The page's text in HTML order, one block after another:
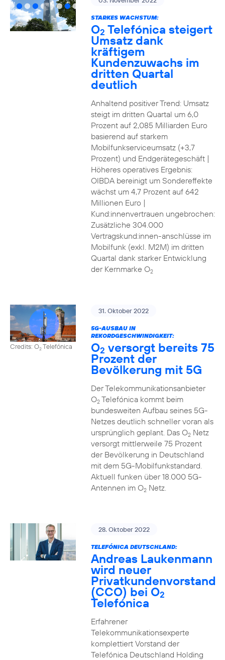
STARKES WACHSTUM:
O2 Telefónica steigert
Umsatz dank
kräftigem
Kundenzuwachs im
dritten Quartal
deutlich
Anhaltend positiver Trend: Umsatz
steigt im dritten Quartal um 6,0
Prozent auf 2,085 Milliarden Euro
basierend auf starkem
Mobilfunkserviceumsatz (+3,7
Prozent) und Endgerätegeschäft |
Höheres operatives Ergebnis:
OIBDA bereinigt um Sondereffekte
wächst um 4,7 Prozent auf 642
Millionen Euro |
Kund:innenvertrauen ungebrochen:
Zusätzliche 304.000
Vertragskund:innen-anschlüsse im
Mobilfunk (exkl. M2M) im dritten
Quartal dank starker Entwicklung
der Kernmarke O2
Credits: O2Telefónica
31. Oktober 2022
5G-AUSBAU IN
REKORDGESCHWINDIGKEIT:
O2 versorgt bereits 75
Prozent der
Bevölkerung mit 5G
Der Telekommunikationsanbieter
O2Telefónica kommt beim
bundesweiten Aufbau seines 5G-
Netzes deutlich schneller voran als
ursprünglich geplant. Das O2Netz
versorgt mittlerweile 75 Prozent
der Bevölkerung in Deutschland
mit dem 5G-Mobilfunkstandard.
Aktuell funken über 18.000 5G-
Antennen im O2Netz.
28. Oktober 2022
TELEFÓNICA DEUTSCHLAND:
Andreas Laukenmann
wird neuer
Privatkundenvorstand
(CCO) bei O2
Telefónica
Erfahrener
Telekommunikationsexperte
komplettiert Vorstand der
Telefónica Deutschland Holding